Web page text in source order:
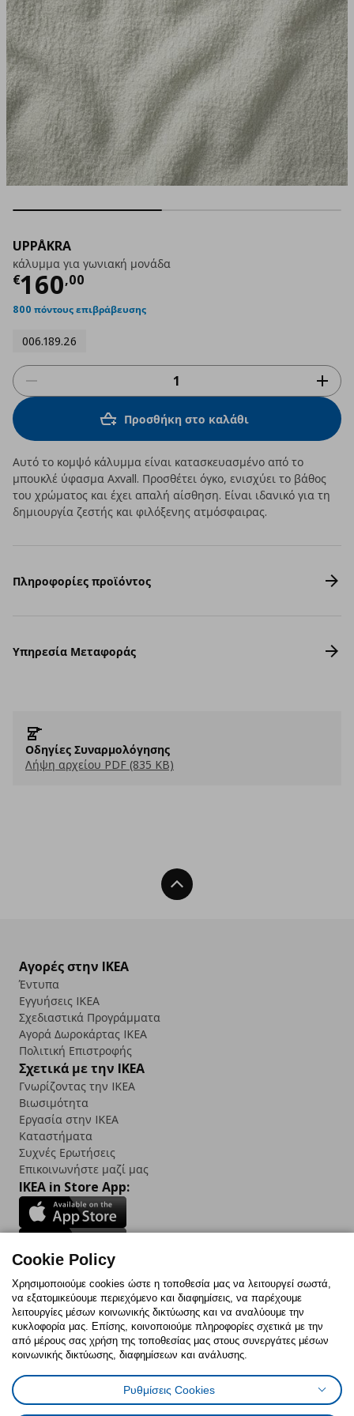
UPPÅKRA
κάλυμμα για γωνιακή μονάδα
€160,00
Τρέχουσα τιμή
800 πόντους επιβράβευσης
006.189.26
Προσθήκη στο καλάθι
Αυτό το κομψό κάλυμμα είναι κατασκευασμένο από το
μπουκλέ ύφασμα Axvall. Προσθέτει όγκο, ενισχύει το βάθος
του χρώματος και έχει απαλή αίσθηση. Είναι ιδανικό για τη
δημιουργία ζεστής και φιλόξενης ατμόσφαιρας.
Πληροφορίες προϊόντος
Υπηρεσία Μεταφοράς
Οδηγίες Συναρμολόγησης
Λήψη αρχείου PDF (835 KB)
Back To Top
Αγορές στην IKEA
Έντυπα
Εγγυήσεις IKEA
Σχεδιαστικά Προγράμματα
Αγορά Δωρoκάρτας IKEA
Πολιτική Επιστροφής
Σχετικά με την IKEA
Γνωρίζοντας την IKEA
Βιωσιμότητα
Εργασία στην IKEA
Καταστήματα
Συχνές Ερωτήσεις
Επικοινωνήστε μαζί μας
IKEA in Store App:
Follow us:
FacebookInstagram
TikTokYoutubePinterestTwitter
Πολιτική CookiesΔήλωση ψηφιακής προσβασιμότητας
Έντυπο Επιστροφής / ΑκύρωσηςΡυθμίσεις cookiesΌροι Χρήσης
Cookie Policy
Χρησιμοποιούμε cookies ώστε η τοποθεσία μας να λειτουργεί σωστά,
να εξατομικεύουμε περιεχόμενο και διαφημίσεις, να παρέχουμε
λειτουργίες μέσων κοινωνικής δικτύωσης και να αναλύουμε την
κυκλοφορία μας. Επίσης, κοινοποιούμε πληροφορίες σχετικά με την
από μέρους σας χρήση της τοποθεσίας μας στους συνεργάτες μέσων
κοινωνικής δικτύωσης, διαφημίσεων και ανάλυσης.
Ρυθμίσεις Cookies